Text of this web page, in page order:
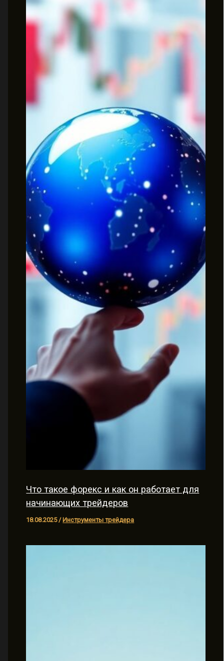
Что такое форекс и как он работает для
начинающих трейдеров
18.08.2025/ Инструменты трейдера